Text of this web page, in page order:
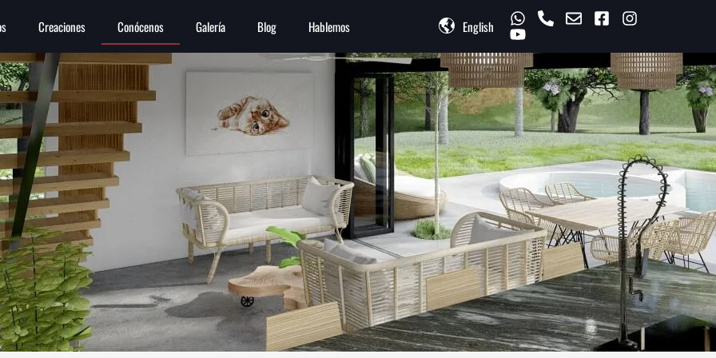
Creaciones Conócenos Galería Blog Hablemos English